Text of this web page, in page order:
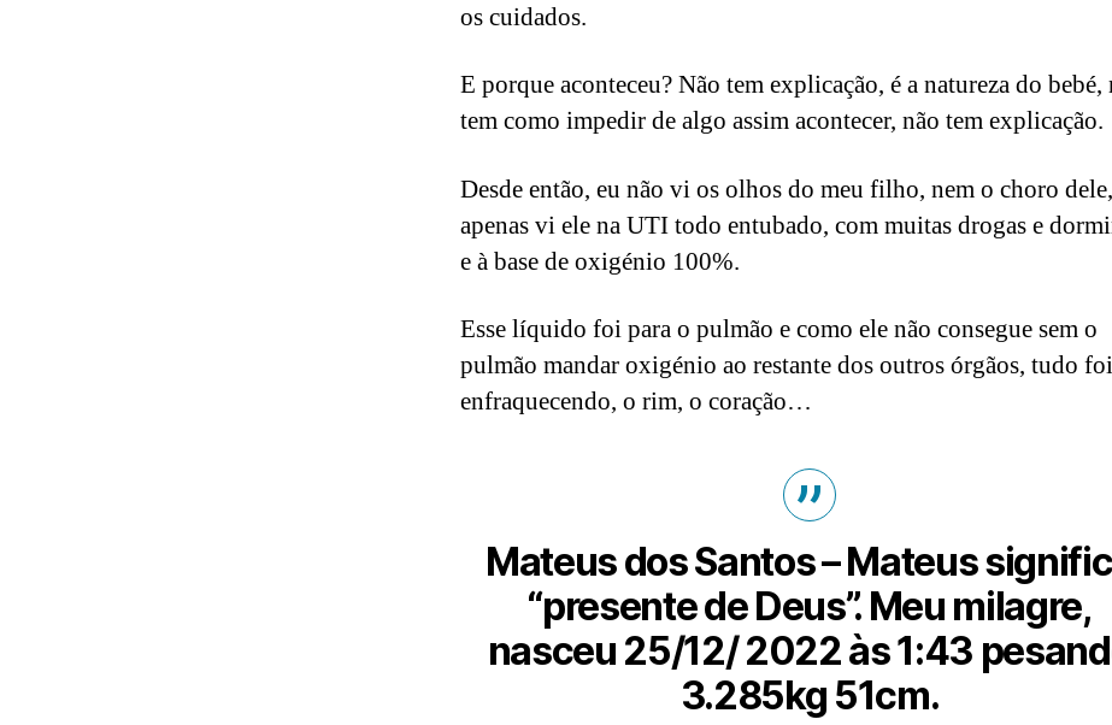
os cuidados.
E porque aconteceu? Não tem explicação, é a natureza do bebé,
tem como impedir de algo assim acontecer, não tem explicação.
Desde então, eu não vi os olhos do meu filho, nem o choro dele,
apenas vi ele na UTI todo entubado, com muitas drogas e
e à base de oxigénio 100%.
Esse líquido foi para o pulmão e como ele não consegue sem o
pulmão mandar oxigénio ao restante dos outros órgãos, tudo foi
enfraquecendo, o rim, o coração…
Mateus dos Santos – Mateus
“presente de Deus”. Meu milagre,
nasceu 25/12/ 2022 às 1:43
3.285kg 51cm.